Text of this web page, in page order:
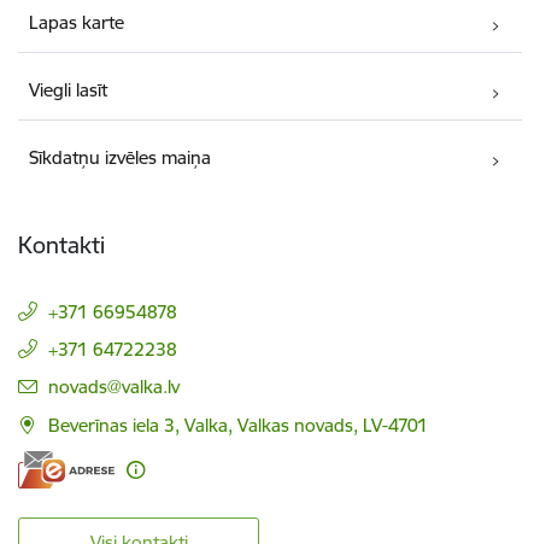
Lapas karte
Viegli lasīt
Sīkdatņu izvēles maiņa
Kontakti
+371 66954878
+371 64722238
E-pasts:
novads@valka.lv
Beverīnas iela 3, Valka, Valkas novads, LV-4701